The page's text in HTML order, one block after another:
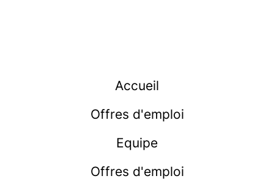
Accueil
Offres d'emploi
Equipe
Offres d'emploi